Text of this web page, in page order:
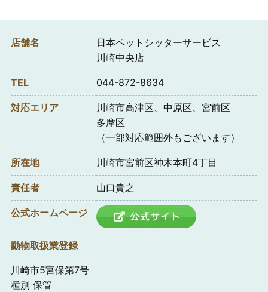
店舗名
日本ペットシッターサービス
川崎中央店
TEL 044-872-8634
対応エリア
川崎市高津区、中原区、宮前区
多摩区
（一部対応範囲外もございます）
所在地 川崎市宮前区神木本町4丁目
責任者 山口貴之
公式ホームページ
動物取扱業登録
川崎市5宮保第7号
種別 保管